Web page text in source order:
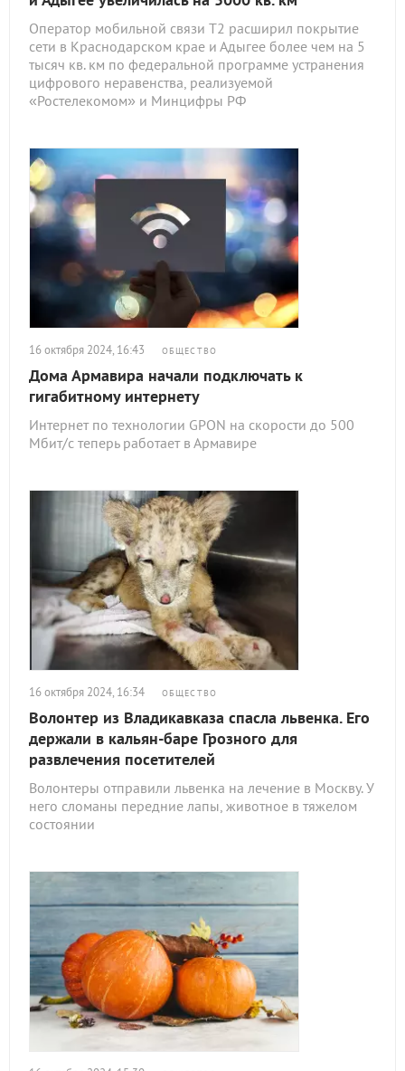
Оператор мобильной связи T2 расширил покрытие
сети в Краснодарском крае и Адыгее более чем на 5
тысяч кв. км по федеральной программе устранения
цифрового неравенства, реализуемой
«Ростелекомом» и Минцифры РФ
16 октября 2024, 16:43 ОБЩЕСТВО
Дома Армавира начали подключать к
гигабитному интернету
Интернет по технологии GPON на скорости до 500
Мбит/с теперь работает в Армавире
16 октября 2024, 16:34 ОБЩЕСТВО
Волонтер из Владикавказа спасла львенка. Его
держали в кальян-баре Грозного для
развлечения посетителей
Волонтеры отправили львенка на лечение в Москву. У
него сломаны передние лапы, животное в тяжелом
состоянии